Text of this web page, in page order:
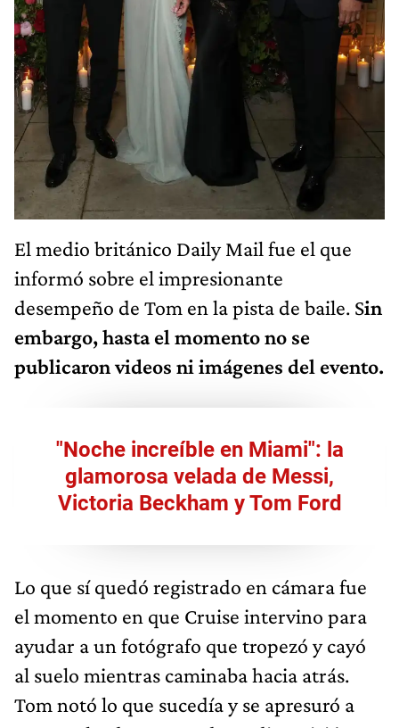
El medio británico Daily Mail fue el que
informó sobre el impresionante
desempeño de Tom en la pista de baile. Sin
embargo, hasta el momento no se
publicaron videos ni imágenes del evento.
"Noche increíble en Miami": la
glamorosa velada de Messi,
Victoria Beckham y Tom Ford
Lo que sí quedó registrado en cámara fue
el momento en que Cruise intervino para
ayudar a un fotógrafo que tropezó y cayó
al suelo mientras caminaba hacia atrás.
Tom notó lo que sucedía y se apresuró a